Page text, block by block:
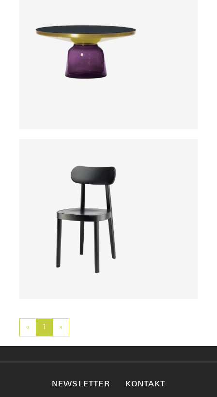
« Previous
1 »
NEWSLETTER KONTAKT